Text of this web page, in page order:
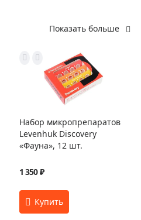
Показать больше
Набор микропрепаратов
Levenhuk Discovery
«Фауна», 12 шт.
1 350 ₽